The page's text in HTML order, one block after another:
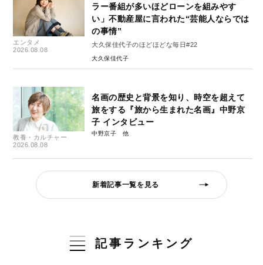
エンタメ
2026.08.08
ラー番組が多いほどローンを組みやす
い」不動産屋に言われた“芸能人ならでは
の事情”
大久保佳代子のほどほどな毎日#22
大久保佳代子
教養・カルチャー
2026.08.08
名画の歴史と背景を知り、時空を超えて
旅をする『旅から生まれた名画』中野京
子 インタビュー
中野京子
新着記事一覧を見る
記事ランキング